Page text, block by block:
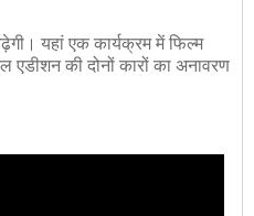
यहां एक कार्यक्रम में फिल्म
एडीशन की दोनों कारों का अनावरण